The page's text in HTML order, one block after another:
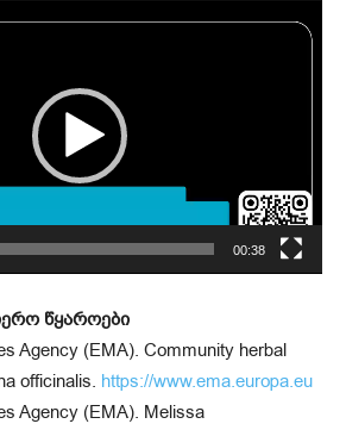
00:38
წყაროები
Agency (EMA). Community herbal
officinalis. https://www.ema.europa.eu
Agency (EMA). Melissa